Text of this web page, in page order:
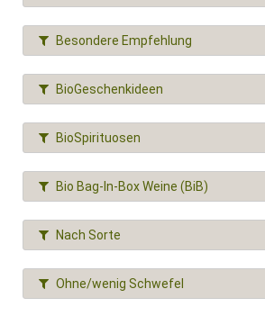
Besondere Empfehlung
BioGeschenkideen
BioSpirituosen
Bio Bag-In-Box Weine (BiB)
Nach Sorte
Ohne/wenig Schwefel